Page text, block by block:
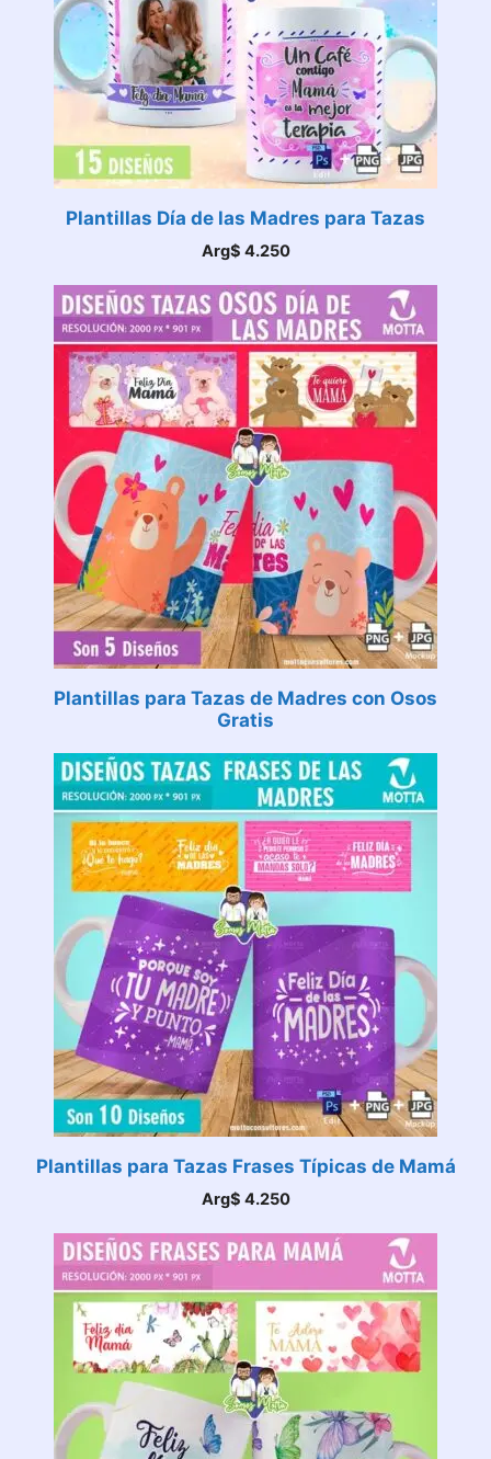
Plantillas Día de las Madres para Tazas
Arg$ 4.250
Plantillas para Tazas de Madres con Osos
Gratis
Plantillas para Tazas Frases Típicas de Mamá
Arg$ 4.250